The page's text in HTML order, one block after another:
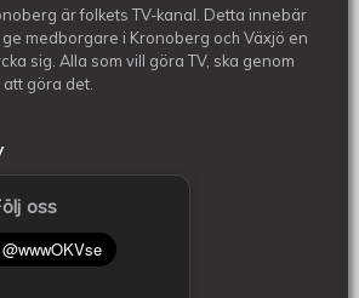
är folkets TV-kanal. Detta innebär
medborgare i Kronoberg och Växjö en
sig. Alla som vill göra TV, ska genom
göra det.
oss